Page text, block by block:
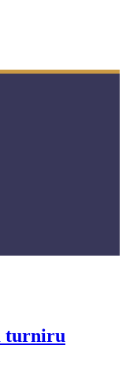
turniru